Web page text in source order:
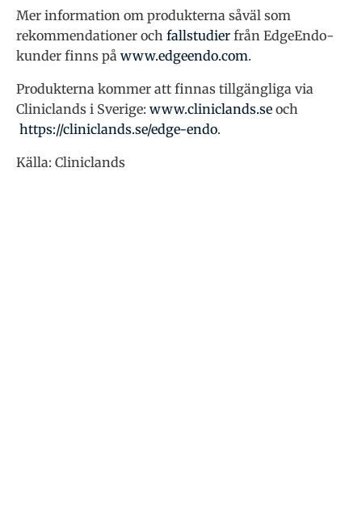
Mer information om produkterna såväl som
rekommendationer och fallstudier från EdgeEndo-
kunder finns på www.edgeendo.com.
Produkterna kommer att finnas tillgängliga via
Cliniclands i Sverige: www.cliniclands.se och
https://cliniclands.se/edge-endo.
Källa: Cliniclands